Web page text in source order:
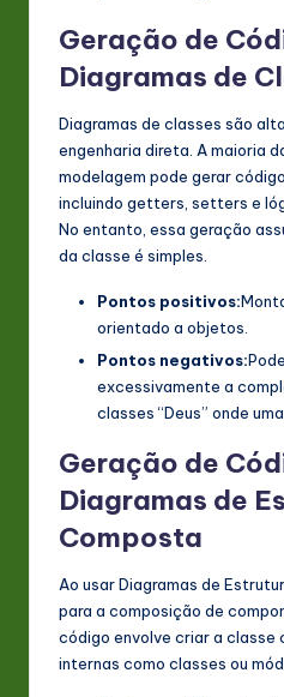
Geração de
Diagramas de
Diagramas de classes são
engenharia direta. A maioria
modelagem pode gerar
incluindo getters, setters e
No entanto, essa geração
da classe é simples.
Pontos positivos:
orientado a objetos.
Pontos negativos:
excessivamente a
classes “Deus” onde
Geração de
Diagramas de
Composta
Ao usar Diagramas de
para a composição de
código envolve criar a classe
internas como classes ou